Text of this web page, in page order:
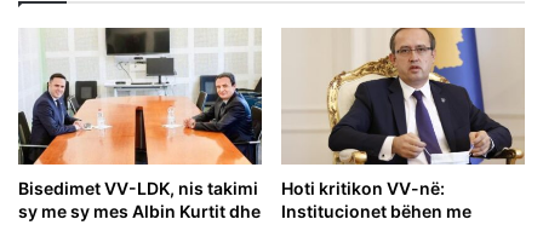
Bisedimet VV-LDK, nis takimi
sy me sy mes Albin Kurtit dhe
Hoti kritikon VV-në:
Institucionet bëhen me